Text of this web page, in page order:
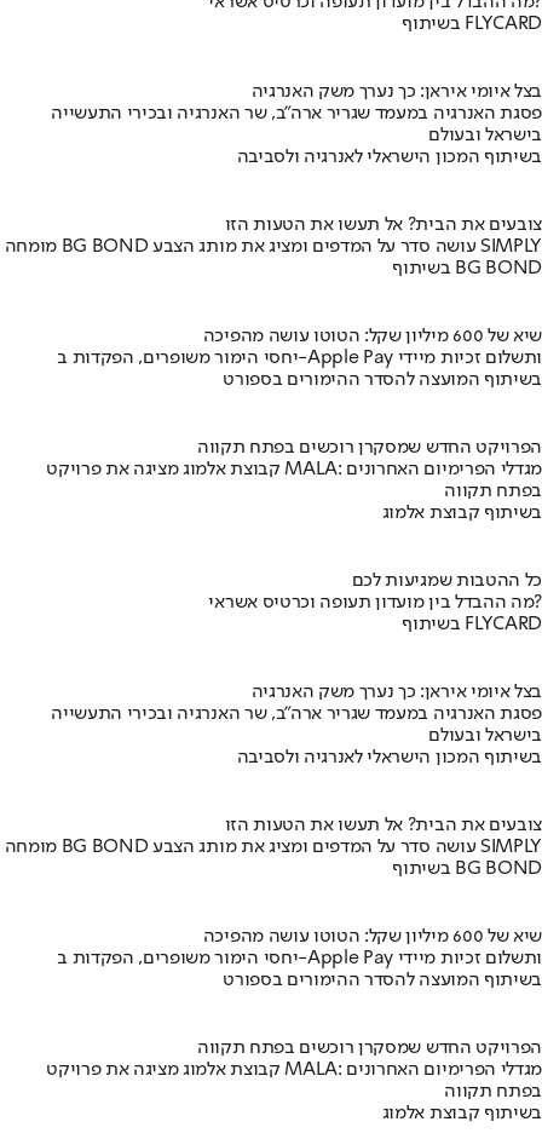
בשיתוף FLYCARD
בצל איומי איראן: כך נערך משק האנרגיה
פסגת האנרגיה במעמד שגריר ארה"ב, שר האנרגיה ובכירי התעשייה
בישראל ובעולם
בשיתוף המכון הישראלי לאנרגיה ולסביבה
צובעים את הבית? אל תעשו את הטעות הזו
מומחה BG BOND עושה סדר על המדפים ומציג את מותג הצבע SIMPLY
בשיתוף BG BOND
שיא של 600 מיליון שקל: הטוטו עושה מהפיכה
יחסי הימור משופרים, הפקדות ב-Apple Pay ותשלום זכיות מיידי
בשיתוף המועצה להסדר ההימורים בספורט
הפרויקט החדש שמסקרן רוכשים בפתח תקווה
קבוצת אלמוג מציגה את פרויקט MALA: מגדלי הפרימיום האחרונים
בפתח תקווה
בשיתוף קבוצת אלמוג
כל ההטבות שמגיעות לכם
מה ההבדל בין מועדון תעופה וכרטיס אשראי?
בשיתוף FLYCARD
בצל איומי איראן: כך נערך משק האנרגיה
פסגת האנרגיה במעמד שגריר ארה"ב, שר האנרגיה ובכירי התעשייה
בישראל ובעולם
בשיתוף המכון הישראלי לאנרגיה ולסביבה
צובעים את הבית? אל תעשו את הטעות הזו
מומחה BG BOND עושה סדר על המדפים ומציג את מותג הצבע SIMPLY
בשיתוף BG BOND
שיא של 600 מיליון שקל: הטוטו עושה מהפיכה
יחסי הימור משופרים, הפקדות ב-Apple Pay ותשלום זכיות מיידי
בשיתוף המועצה להסדר ההימורים בספורט
הפרויקט החדש שמסקרן רוכשים בפתח תקווה
קבוצת אלמוג מציגה את פרויקט MALA: מגדלי הפרימיום האחרונים
בפתח תקווה
בשיתוף קבוצת אלמוג